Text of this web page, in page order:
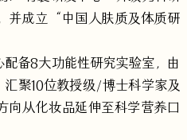
成立“中国人肤质及体质研
备8大功能性研究实验室，由
汇聚10位教授级/博士科学家及
向从化妆品延伸至科学营养口